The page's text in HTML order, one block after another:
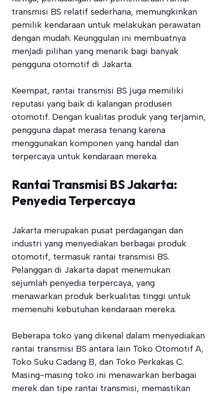
transmisi BS relatif sederhana, memungkinkan
pemilik kendaraan untuk melakukan perawatan
dengan mudah. Keunggulan ini membuatnya
menjadi pilihan yang menarik bagi banyak
pengguna otomotif di Jakarta.
Keempat, rantai transmisi BS juga memiliki
reputasi yang baik di kalangan produsen
otomotif. Dengan kualitas produk yang terjamin,
pengguna dapat merasa tenang karena
menggunakan komponen yang handal dan
terpercaya untuk kendaraan mereka.
Rantai Transmisi BS Jakarta:
Penyedia Terpercaya
Jakarta merupakan pusat perdagangan dan
industri yang menyediakan berbagai produk
otomotif, termasuk rantai transmisi BS.
Pelanggan di Jakarta dapat menemukan
sejumlah penyedia terpercaya, yang
menawarkan produk berkualitas tinggi untuk
memenuhi kebutuhan kendaraan mereka.
Beberapa toko yang dikenal dalam menyediakan
rantai transmisi BS antara lain Toko Otomotif A,
Toko Suku Cadang B, dan Toko Perkakas C.
Masing-masing toko ini menawarkan berbagai
merek dan tipe rantai transmisi, memastikan